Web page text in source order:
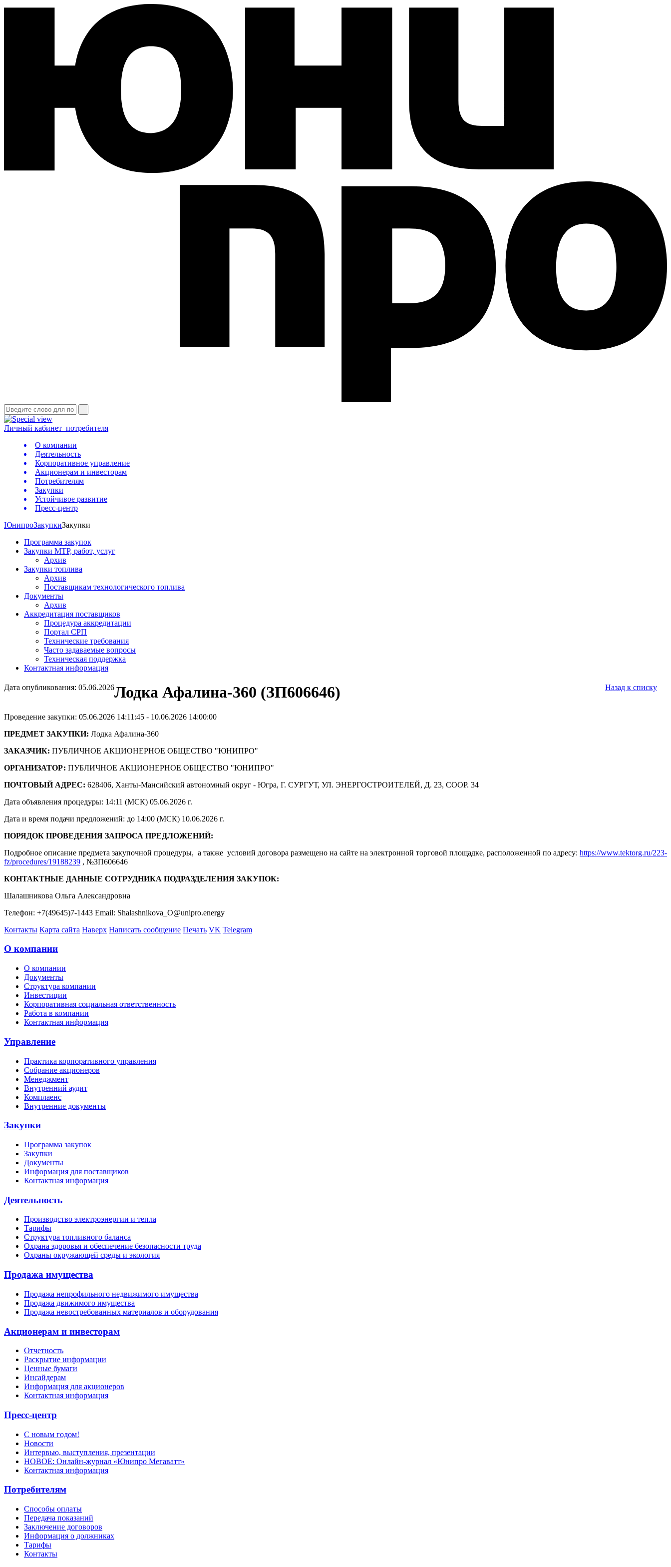
Личный кабинет потребителя
О компании
Деятельность
Корпоративное управление
Акционерам и инвесторам
Потребителям
Закупки
Устойчивое развитие
Пресс-центр
ЮнипроЗакупкиЗакупки
Программа закупок
Закупки МТР, работ, услуг
Архив
Закупки топлива
Архив
Поставщикам технологического топлива
Документы
Архив
Аккредитация поставщиков
Процедура аккредитации
Портал СРП
Технические требования
Часто задаваемые вопросы
Техническая поддержка
Контактная информация
Дата опубликования: 05.06.2026 Назад к списку
Лодка Афалина-360 (ЗП606646)
Проведение закупки: 05.06.2026 14:11:45 - 10.06.2026 14:00:00
ПРЕДМЕТ ЗАКУПКИ: Лодка Афалина-360
ЗАКАЗЧИК: ПУБЛИЧНОЕ АКЦИОНЕРНОЕ ОБЩЕСТВО "ЮНИПРО"
ОРГАНИЗАТОР: ПУБЛИЧНОЕ АКЦИОНЕРНОЕ ОБЩЕСТВО "ЮНИПРО"
ПОЧТОВЫЙ АДРЕС: 628406, Ханты-Мансийский автономный округ - Югра, Г. СУРГУТ, УЛ. ЭНЕРГОСТРОИТЕЛЕЙ, Д. 23, СООР. 34
Дата объявления процедуры: 14:11 (МСК) 05.06.2026 г.
Дата и время подачи предложений: до 14:00 (МСК) 10.06.2026 г.
ПОРЯДОК ПРОВЕДЕНИЯ ЗАПРОСА ПРЕДЛОЖЕНИЙ:
Подробное описание предмета закупочной процедуры, а также условий договора размещено на сайте на электронной торговой площадке, расположенной по адресу: https://www.tektorg.ru/223-
fz/procedures/19188239 , №ЗП606646
КОНТАКТНЫЕ ДАННЫЕ СОТРУДНИКА ПОДРАЗДЕЛЕНИЯ ЗАКУПОК:
Шалашникова Ольга Александровна
Телефон: +7(49645)7-1443 Email: Shalashnikova_O@unipro.energy
Контакты Карта сайта Наверх Написать сообщение Печать VK Telegram
О компании
О компании
Документы
Структура компании
Инвестиции
Корпоративная социальная ответственность
Работа в компании
Контактная информация
Управление
Практика корпоративного управления
Собрание акционеров
Менеджмент
Внутренний аудит
Комплаенс
Внутренние документы
Закупки
Программа закупок
Закупки
Документы
Информация для поставщиков
Контактная информация
Деятельность
Производство электроэнергии и тепла
Тарифы
Структура топливного баланса
Охрана здоровья и обеспечение безопасности труда
Охраны окружающей среды и экология
Продажа имущества
Продажа непрофильного недвижимого имущества
Продажа движимого имущества
Продажа невостребованных материалов и оборудования
Акционерам и инвесторам
Отчетность
Раскрытие информации
Ценные бумаги
Инсайдерам
Информация для акционеров
Контактная информация
Пресс-центр
С новым годом!
Новости
Интервью, выступления, презентации
НОВОЕ: Онлайн-журнал «Юнипро Мегаватт»
Контактная информация
Потребителям
Способы оплаты
Передача показаний
Заключение договоров
Информация о должниках
Тарифы
Контакты